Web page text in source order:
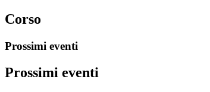
Corso
Prossimi eventi
Prossimi eventi